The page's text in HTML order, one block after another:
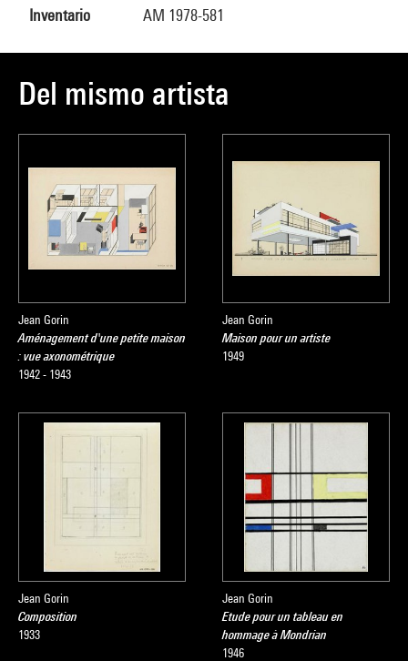
Inventario AM 1978-581
Del mismo artista
Jean Gorin
Aménagement d'une petite maison
: vue axonométrique
1942 - 1943
Jean Gorin
Maison pour un artiste
1949
Jean Gorin
Composition
1933
Jean Gorin
Etude pour un tableau en
hommage à Mondrian
1946